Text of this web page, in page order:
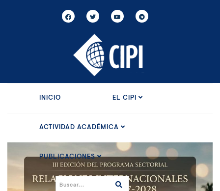
INICIO EL CIPI
ACTIVIDAD ACADÉMICA
PUBLICACIONES